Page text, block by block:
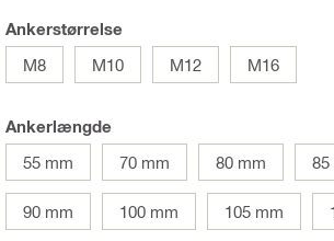
Ankerstørrelse
M8
M10 M12 M16
Ankerlængde
55 mm
70 mm 80 mm 85
90 mm 100 mm 105 mm